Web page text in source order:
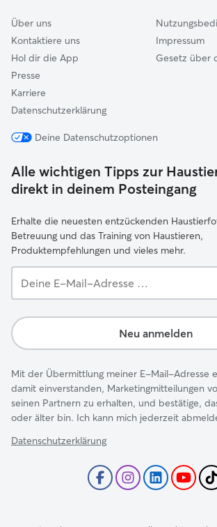
Über uns
Kontaktiere uns
Hol dir die App
Presse
Karriere
Datenschutzerklärung
Impressum
Gesetz über
Deine Datenschutzoptionen
Alle wichtigen Tipps zur
direkt in deinem Posteingang
Erhalte die neuesten entzückenden
Betreuung und das Training von Haustieren,
Produktempfehlungen und vieles mehr.
E-
Adresse …
Neu anmelden
Mit der Übermittlung meiner E-Mail-Adresse
damit einverstanden, Marketingmitteilungen
seinen Partnern zu erhalten, und bestätige,
oder älter bin. Ich kann mich jederzeit
Datenschutzerklärung